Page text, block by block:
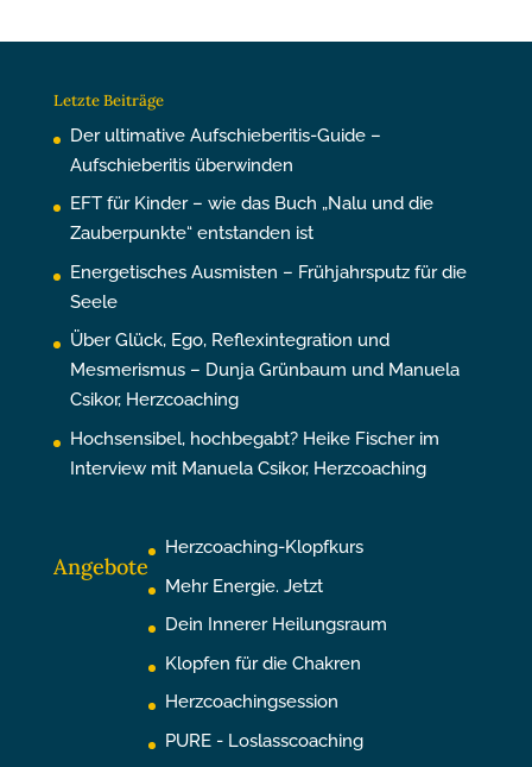
Letzte Beiträge
Der ultimative Aufschieberitis-Guide –
Aufschieberitis überwinden
EFT für Kinder – wie das Buch „Nalu und die
Zauberpunkte“ entstanden ist
Energetisches Ausmisten – Frühjahrsputz für die
Seele
Über Glück, Ego, Reflexintegration und
Mesmerismus – Dunja Grünbaum und Manuela
Csikor, Herzcoaching
Hochsensibel, hochbegabt? Heike Fischer im
Interview mit Manuela Csikor, Herzcoaching
Angebote
Herzcoaching-Klopfkurs
Mehr Energie. Jetzt
Dein Innerer Heilungsraum
Klopfen für die Chakren
Herzcoachingsession
PURE - Loslasscoaching